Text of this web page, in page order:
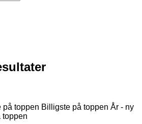
på toppen Billigste på toppen År - ny
toppen